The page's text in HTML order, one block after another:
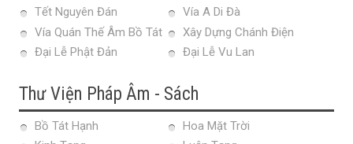
Tết Nguyên Đán
Vía A Di Đà
Vía Quán Thế Âm Bồ Tát
Xây Dựng Chánh Điện
Đại Lễ Phật Đản
Đại Lễ Vu Lan
Thư Viện Pháp Âm - Sách
Bồ Tát Hạnh
Hoa Mặt Trời